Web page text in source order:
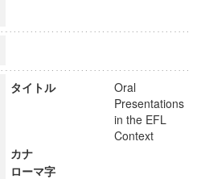
タイトル
Oral
Presentations
in the EFL
Context
カナ
ローマ字